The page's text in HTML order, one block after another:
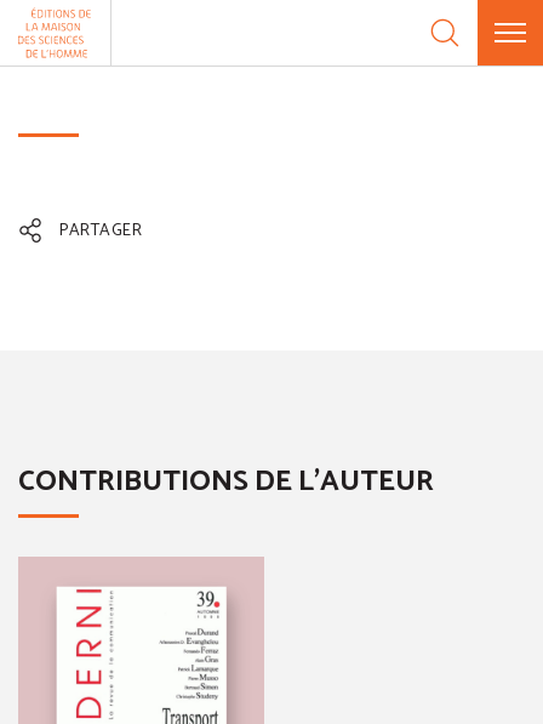
Aller au contenu
PARTAGER
CONTRIBUTIONS DE L'AUTEUR
Panneau de gestion des cookies